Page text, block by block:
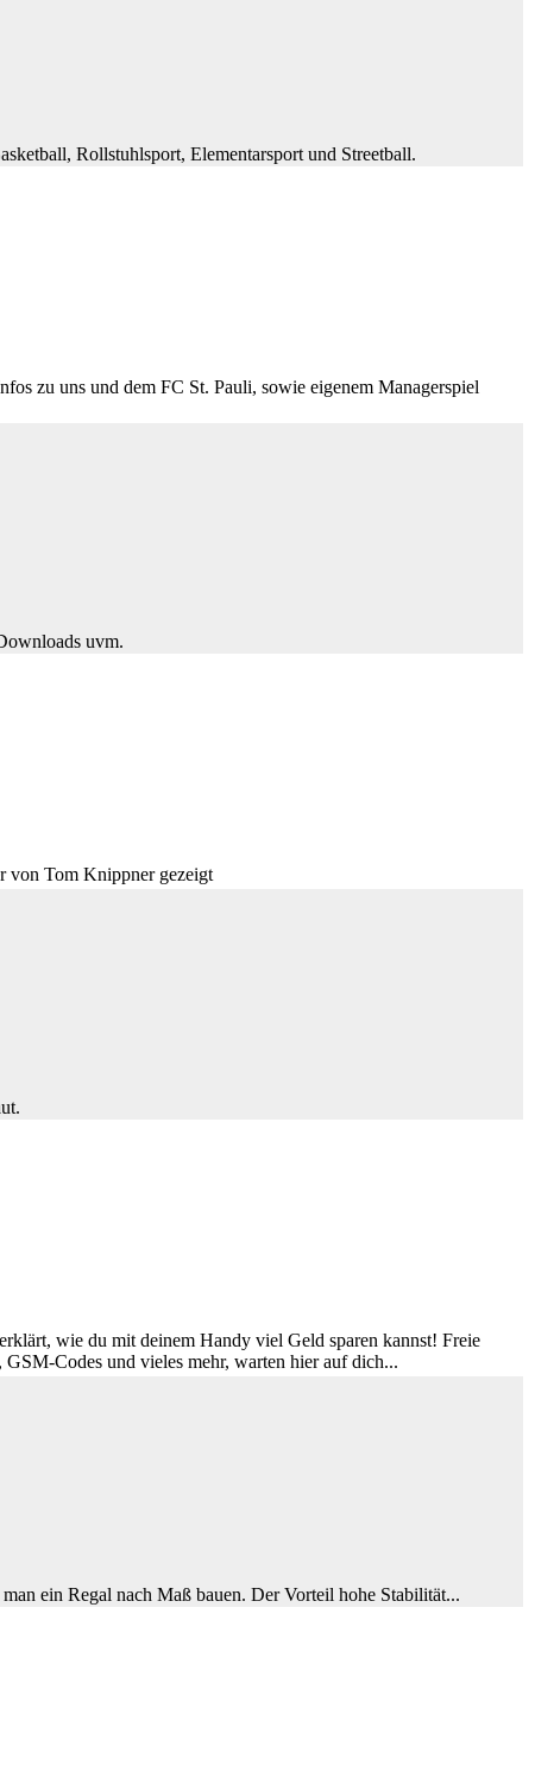
Rollstuhlsport, Elementarsport und Streetball.
zu uns und dem FC St. Pauli, sowie eigenem Managerspiel
uvm.
von Tom Knippner gezeigt
wie du mit deinem Handy viel Geld sparen kannst! Freie
Codes und vieles mehr, warten hier auf dich...
ein Regal nach Maß bauen. Der Vorteil hohe Stabilität...